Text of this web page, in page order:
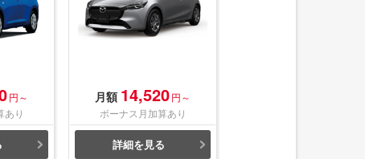
円～
あり
月額 14,520円～
ボーナス月加算あり
詳細を見る